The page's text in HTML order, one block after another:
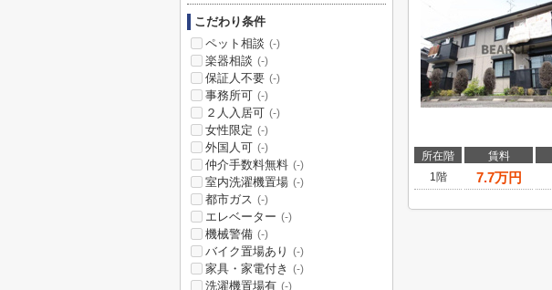
所在階 賃料
1階
7.7万円
こだわり条件
ペット相談 (-)
楽器相談 (-)
保証人不要 (-)
事務所可 (-)
２人入居可 (-)
女性限定 (-)
外国人可 (-)
仲介手数料無料 (-)
室内洗濯機置場 (-)
都市ガス (-)
エレベーター (-)
機械警備 (-)
バイク置場あり (-)
家具・家電付き (-)
洗濯機置場有 (-)